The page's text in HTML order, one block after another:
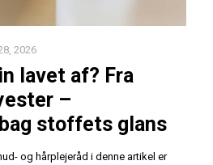
2026
lavet af? Fra
–
stoffets glans
og hårplejeråd i denne artikel er